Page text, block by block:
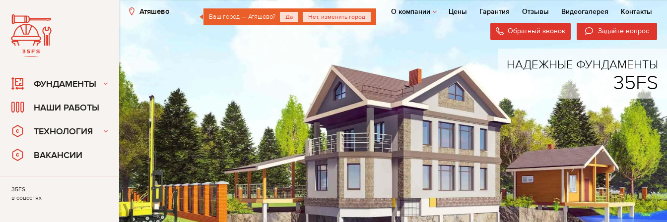
Атяшево
Ваш город — Атяшево? Да Нет, изменить город
О компании Цены Гарантия Отзывы Видеогалерея Контакты
Обратный звонок Задайте вопрос
НАДЕЖНЫЕ ФУНДАМЕНТЫ
35FS
ФУНДАМЕНТЫ
НАШИ РАБОТЫ
ТЕХНОЛОГИЯ
ВАКАНСИИ
35FS
в соцсетях